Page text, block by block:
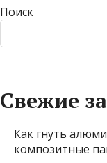
Поиск
Свежие
Как гнуть
композитные